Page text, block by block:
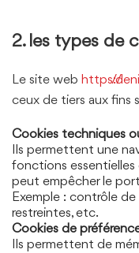
2. les types de
Le site web https://
ceux de tiers aux fins
Cookies techniques
Ils permettent une
fonctions
peut empêcher le
Exemple : contrôle de
restreintes, etc.
Cookies de
Ils permettent de